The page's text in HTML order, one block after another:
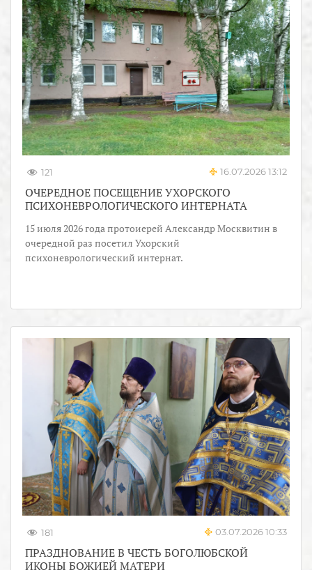
121 16.07.2026 13:12
ОЧЕРЕДНОЕ ПОСЕЩЕНИЕ УХОРСКОГО
ПСИХОНЕВРОЛОГИЧЕСКОГО ИНТЕРНАТА
15 июля 2026 года протоиерей Александр Москвитин в
очередной раз посетил Ухорский
психоневрологический интернат.
181 03.07.2026 10:33
ПРАЗДНОВАНИЕ В ЧЕСТЬ БОГОЛЮБСКОЙ
ИКОНЫ БОЖИЕЙ МАТЕРИ